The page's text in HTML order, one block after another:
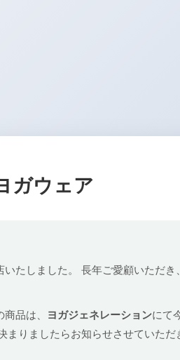
ガウェア
たしました。 長年ご愛顧いただき
品は、 ヨガジェネレーションにて
まりましたらお知らせさせていただ